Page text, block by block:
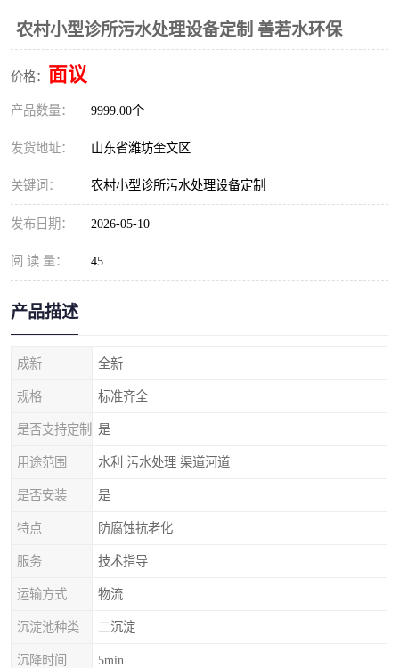
农村小型诊所污水处理设备定制 善若水环保
价格： 面议
产品数量： 9999.00个
发货地址： 山东省潍坊奎文区
关键词： 农村小型诊所污水处理设备定制
发布日期： 2026-05-10
阅 读 量： 45
产品描述
成新 全新
规格 标准齐全
是否支持定制 是
用途范围 水利 污水处理 渠道河道
是否安装 是
特点 防腐蚀抗老化
服务 技术指导
运输方式 物流
沉淀池种类 二沉淀
沉降时间 5min